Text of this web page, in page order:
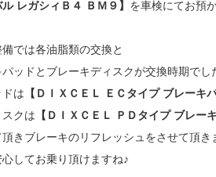
ル レガシィＢ４ ＢＭ９】 を車検にてお預
では各油脂類の交換と
ッドとブレーキディスクが交換時期でし
は 【ＤＩＸＣＥＬ ＥＣタイプ ブレーキパ
クは 【ＤＩＸＣＥＬ ＰＤタイプ ブレー
きブレーキのリフレッシュをさせて頂き
心してお乗り頂けますね♪